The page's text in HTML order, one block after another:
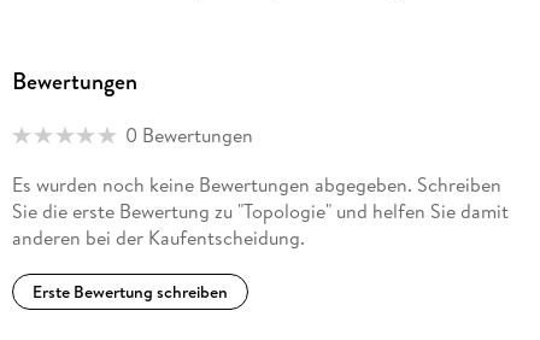
Internationale Mathematische Nachrichten Österreich
Bewertungen
0 Bewertungen
Es wurden noch keine Bewertungen abgegeben. Schreiben
Sie die erste Bewertung zu "Topologie" und helfen Sie damit
anderen bei der Kaufentscheidung.
Erste Bewertung schreiben